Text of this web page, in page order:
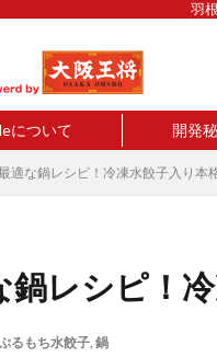
羽
について 開発
適な鍋レシピ！冷凍水餃子入り本
鍋レシピ！
るもち水餃子, 鍋